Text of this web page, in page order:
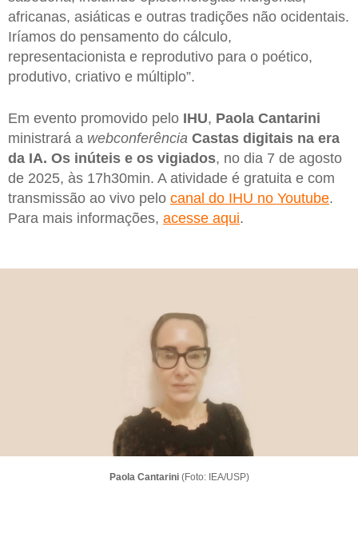
africanas, asiáticas e outras tradições não ocidentais.
Iríamos do pensamento do cálculo,
representacionista e reprodutivo para o poético,
produtivo, criativo e múltiplo”.
Em evento promovido pelo IHU, Paola Cantarini
ministrará a webconferência Castas digitais na era
da IA. Os inúteis e os vigiados, no dia 7 de agosto
de 2025, às 17h30min. A atividade é gratuita e com
transmissão ao vivo pelo canal do IHU no Youtube.
Para mais informações, acesse aqui.
Paola Cantarini(Foto: IEA/USP)